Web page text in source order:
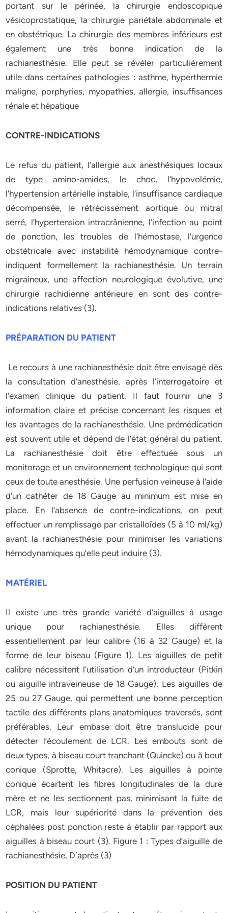
portant sur le périnée, la chirurgie endoscopique
vésicoprostatique, la chirurgie pariétale abdominale et
en obstétrique. La chirurgie des membres inférieurs est
également une très bonne indication de la
rachianesthésie. Elle peut se révéler particulièrement
utile dans certaines pathologies : asthme, hyperthermie
maligne, porphyries, myopathies, allergie, insuffisances
rénale et hépatique
CONTRE-INDICATIONS
Le refus du patient, l’allergie aux anesthésiques locaux
de type amino-amides, le choc, l’hypovolémie,
l’hypertension artérielle instable, l’insuffisance cardiaque
décompensée, le rétrécissement aortique ou mitral
serré, l’hypertension intracrânienne, l’infection au point
de ponction, les troubles de l’hémostase, l’urgence
obstétricale avec instabilité hémodynamique contre-
indiquent formellement la rachianesthésie. Un terrain
migraineux, une affection neurologique évolutive, une
chirurgie rachidienne antérieure en sont des contre-
indications relatives (3).
PRÉPARATION DU PATIENT
Le recours à une rachianesthésie doit être envisagé dès
la consultation d’anesthésie, après l’interrogatoire et
l’examen clinique du patient. Il faut fournir une 3
information claire et précise concernant les risques et
les avantages de la rachianesthésie. Une prémédication
est souvent utile et dépend de l’état général du patient.
La rachianesthésie doit être effectuée sous un
monitorage et un environnement technologique qui sont
ceux de toute anesthésie. Une perfusion veineuse à l’aide
d’un cathéter de 18 Gauge au minimum est mise en
place. En l’absence de contre-indications, on peut
effectuer un remplissage par cristalloïdes (5 à 10 ml/kg)
avant la rachianesthésie pour minimiser les variations
hémodynamiques qu’elle peut induire (3).
MATÉRIEL
Il existe une très grande variété d’aiguilles à usage
unique pour rachianesthésie. Elles diffèrent
essentiellement par leur calibre (16 à 32 Gauge) et la
forme de leur biseau (Figure 1). Les aiguilles de petit
calibre nécessitent l’utilisation d’un introducteur (Pitkin
ou aiguille intraveineuse de 18 Gauge). Les aiguilles de
25 ou 27 Gauge, qui permettent une bonne perception
tactile des différents plans anatomiques traversés, sont
préférables. Leur embase doit être translucide pour
détecter l’écoulement de LCR. Les embouts sont de
deux types, à biseau court tranchant (Quincke) ou à bout
conique (Sprotte, Whitacre). Les aiguilles à pointe
conique écartent les fibres longitudinales de la dure
mère et ne les sectionnent pas, minimisant la fuite de
LCR, mais leur supériorité dans la prévention des
céphalées post ponction reste à établir par rapport aux
aiguilles à biseau court (3). Figure 1 : Types d’aiguille de
rachianesthésie, D´après (3)
POSITION DU PATIENT